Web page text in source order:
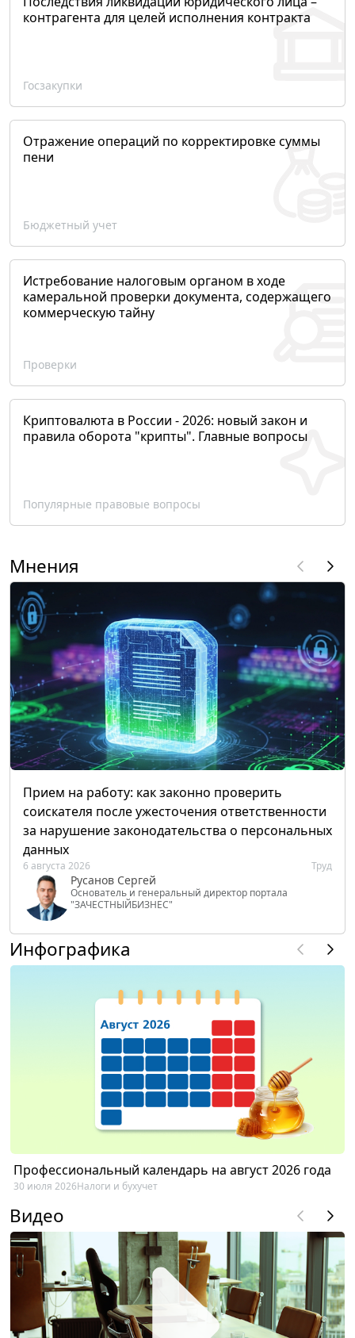
контрагента для целей исполнения контракта
Госзакупки
Отражение операций по корректировке суммы
пени
Бюджетный учет
Истребование налоговым органом в ходе
камеральной проверки документа, содержащего
коммерческую тайну
Проверки
Криптовалюта в России - 2026: новый закон и
правила оборота "крипты". Главные вопросы
Популярные правовые вопросы
Мнения
Прием на работу: как законно проверить
соискателя после ужесточения ответственности
за нарушение законодательства о персональных
данных
6 августа 2026 Труд
Русанов Сергей
Основатель и генеральный директор портала
"ЗАЧЕСТНЫЙБИЗНЕС"
Инфографика
Профессиональный календарь на август 2026 года
30 июля 2026Налоги и бухучет
Видео